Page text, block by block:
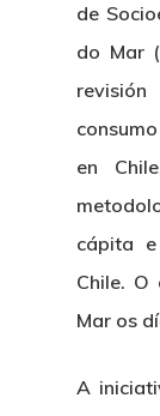
de
do Mar
en
cápita
Chile. O
Mar os
A